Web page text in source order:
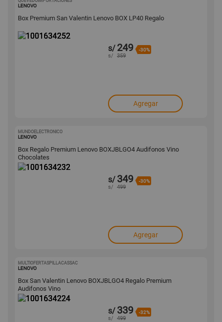
LENOVO
Box Premium San Valentin Lenovo BOX LP40 Regalo
s/ 249 -30%
s/ 359
Agregar
MUNDOELECTRONICO
LENOVO
Box Regalo Premium Lenovo BOXJBLGO4 Audifonos Vino
Chocolates
s/ 349 -30%
s/ 499
Agregar
MULTIOFERTASPILLACASSAC
LENOVO
Box San Valentin Lenovo BOXJBLGO4 Regalo Premium
Audifonos Vino
s/ 339 -32%
s/ 499